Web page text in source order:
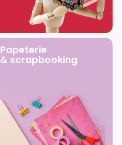
Papeterie
& scrapbooking